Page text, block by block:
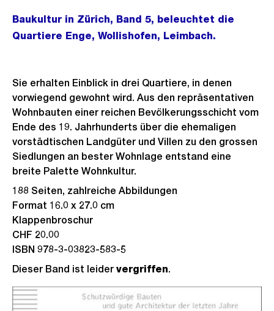
Baukultur in Zürich, Band 5, beleuchtet die
Quartiere Enge, Wollishofen, Leimbach.
Sie erhalten Einblick in drei Quartiere, in denen
vorwiegend gewohnt wird. Aus den repräsentativen
Wohnbauten einer reichen Bevölkerungsschicht vom
Ende des 19. Jahrhunderts über die ehemaligen
vorstädtischen Landgüter und Villen zu den grossen
Siedlungen an bester Wohnlage entstand eine
breite Palette Wohnkultur.
188 Seiten, zahlreiche Abbildungen
Format 16.0 x 27.0 cm
Klappenbroschur
CHF 20.00
ISBN 978-3-03823-583-5
Dieser Band ist leider vergriffen.